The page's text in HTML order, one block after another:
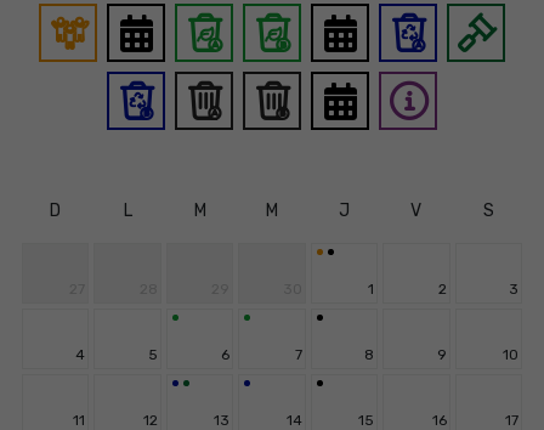
D L M M J V S
1 2 3
4 5 6 7 8 9 10
11 12 13 14 15 16 17